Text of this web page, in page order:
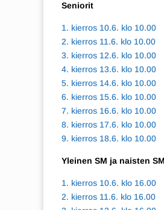
Seniorit
1. kierros 10.6. klo 10.00
2. kierros 11.6. klo 10.00
3. kierros 12.6. klo 10.00
4. kierros 13.6. klo 10.00
5. kierros 14.6. klo 10.00
6. kierros 15.6. klo 10.00
7. kierros 16.6. klo 10.00
8. kierros 17.6. klo 10.00
9. kierros 18.6. klo 10.00
Yleinen SM ja naisten SM
1. kierros 10.6. klo 16.00
2. kierros 11.6. klo 16.00